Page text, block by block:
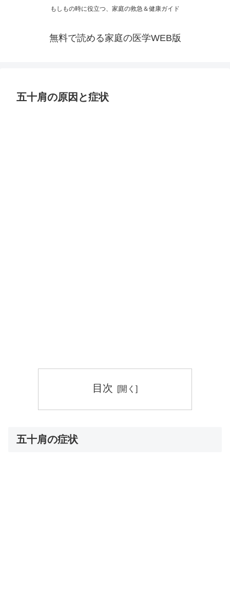
もしもの時に役立つ、家庭の救急＆健康ガイド
無料で読める家庭の医学WEB版
五十肩の原因と症状
目次
五十肩の症状